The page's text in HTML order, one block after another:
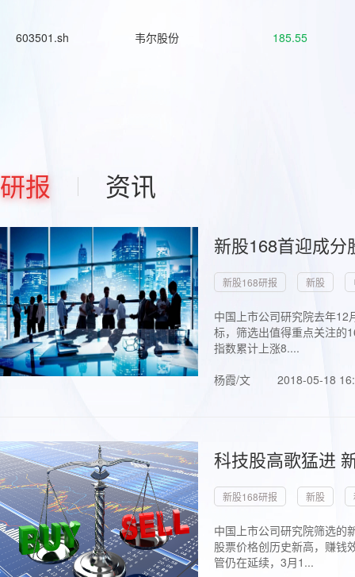
603501.sh 韦尔股份 185.55
研报 资讯
新股168首迎成
新股168研报 新股
中国上市公司研究院去年
标，筛选出值得重点关注的
指数累计上涨8....
杨霞/文
2018-05-18
科技股高歌猛进
新股168研报 新股
中国上市公司研究院筛选的
股票价格创历史新高，赚钱
管仍在延续，3月1...